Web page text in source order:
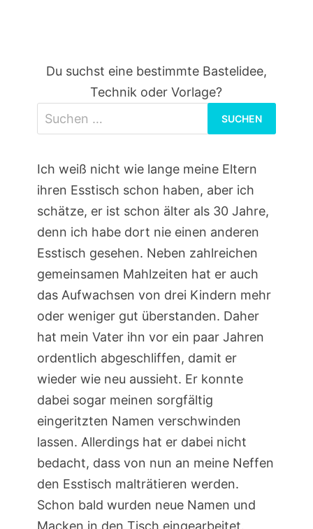
Du suchst eine bestimmte Bastelidee,
Technik oder Vorlage?
nach:
Ich weiß nicht wie lange meine Eltern
ihren Esstisch schon haben, aber ich
schätze, er ist schon älter als 30 Jahre,
denn ich habe dort nie einen anderen
Esstisch gesehen. Neben zahlreichen
gemeinsamen Mahlzeiten hat er auch
das Aufwachsen von drei Kindern mehr
oder weniger gut überstanden. Daher
hat mein Vater ihn vor ein paar Jahren
ordentlich abgeschliffen, damit er
wieder wie neu aussieht. Er konnte
dabei sogar meinen sorgfältig
eingeritzten Namen verschwinden
lassen. Allerdings hat er dabei nicht
bedacht, dass von nun an meine Neffen
den Esstisch malträtieren werden.
Schon bald wurden neue Namen und